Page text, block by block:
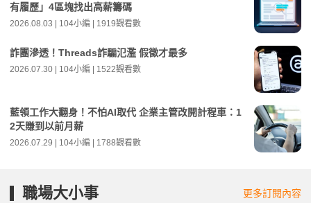
有履歷」4區塊找出高薪籌碼
2026.08.03 | 104小編 | 1919觀看數
詐團滲透！Threads詐騙氾濫 假徵才最多
2026.07.30 | 104小編 | 1522觀看數
藍領工作大翻身！不怕AI取代 企業主管改開計程車：1
2天賺到以前月薪
2026.07.29 | 104小編 | 1788觀看數
職場大小事 更多訂閱內容